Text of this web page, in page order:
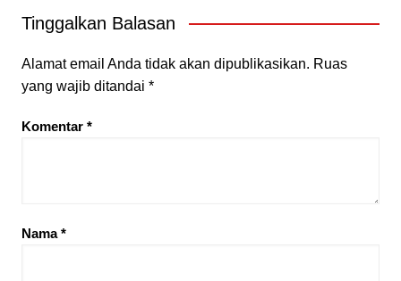
Tinggalkan Balasan
Alamat email Anda tidak akan dipublikasikan. Ruas
yang wajib ditandai *
Komentar *
Nama*